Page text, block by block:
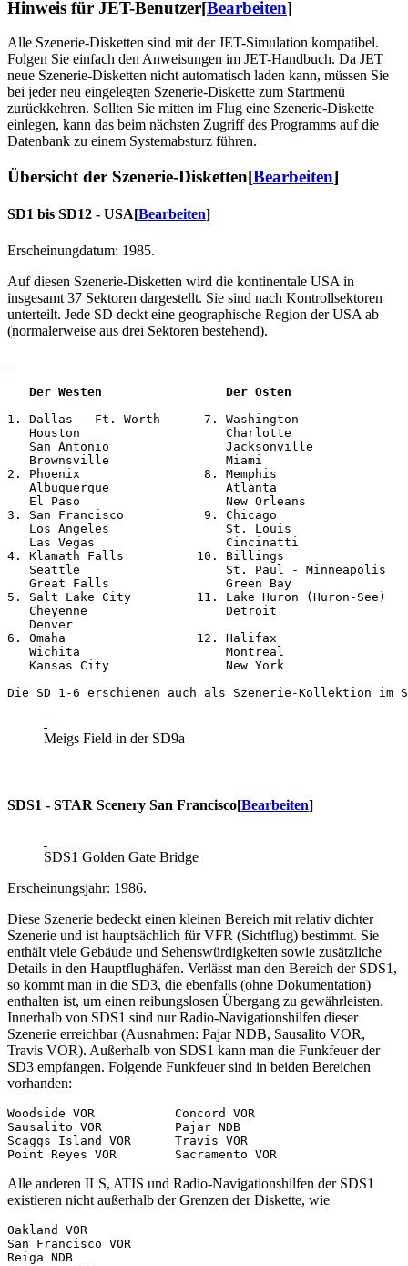
Hinweis für JET-Benutzer[Bearbeiten]
Alle Szenerie-Disketten sind mit der JET-Simulation kompatibel.
Folgen Sie einfach den Anweisungen im JET-Handbuch. Da JET
neue Szenerie-Disketten nicht automatisch laden kann, müssen Sie
bei jeder neu eingelegten Szenerie-Diskette zum Startmenü
zurückkehren. Sollten Sie mitten im Flug eine Szenerie-Diskette
einlegen, kann das beim nächsten Zugriff des Programms auf die
Datenbank zu einem Systemabsturz führen.
Übersicht der Szenerie-Disketten[Bearbeiten]
SD1 bis SD12 - USA[Bearbeiten]
Erscheinungdatum: 1985.
Auf diesen Szenerie-Disketten wird die kontinentale USA in
insgesamt 37 Sektoren dargestellt. Sie sind nach Kontrollsektoren
unterteilt. Jede SD deckt eine geographische Region der USA ab
(normalerweise aus drei Sektoren bestehend).
Der Westen
Der Osten
1. Dallas - Ft. Worth      7. Washington
   Houston                    Charlotte
   San Antonio                Jacksonville
   Brownsville                Miami
2. Phoenix                 8. Memphis
   Albuquerque                Atlanta
   El Paso                    New Orleans
3. San Francisco           9. Chicago
   Los Angeles                St. Louis
   Las Vegas                  Cincinatti
4. Klamath Falls          10. Billings
   Seattle                    St. Paul - Minneapolis
   Great Falls                Green Bay
5. Salt Lake City         11. Lake Huron (Huron-See)
   Cheyenne                   Detroit
   Denver
6. Omaha                  12. Halifax
   Wichita                    Montreal
   Kansas City                New York
Meigs Field in der SD9a
SDS1 - STAR Scenery San Francisco[Bearbeiten]
SDS1 Golden Gate Bridge
Erscheinungsjahr: 1986.
Diese Szenerie bedeckt einen kleinen Bereich mit relativ dichter
Szenerie und ist hauptsächlich für VFR (Sichtflug) bestimmt. Sie
enthält viele Gebäude und Sehenswürdigkeiten sowie zusätzliche
Details in den Hauptflughäfen. Verlässt man den Bereich der SDS1,
so kommt man in die SD3, die ebenfalls (ohne Dokumentation)
enthalten ist, um einen reibungslosen Übergang zu gewährleisten.
Innerhalb von SDS1 sind nur Radio-Navigationshilfen dieser
Szenerie erreichbar (Ausnahmen: Pajar NDB, Sausalito VOR,
Travis VOR). Außerhalb von SDS1 kann man die Funkfeuer der
SD3 empfangen. Folgende Funkfeuer sind in beiden Bereichen
vorhanden:
Woodside VOR           Concord VOR
Sausalito VOR          Pajar NDB
Scaggs Island VOR      Travis VOR
Alle anderen ILS, ATIS und Radio-Navigationshilfen der SDS1
existieren nicht außerhalb der Grenzen der Diskette, wie
Oakland VOR
San Francisco VOR
Reiga NDB